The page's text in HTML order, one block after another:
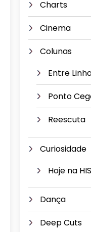
Charts
Cinema
Colunas
Entre
Ponto
Reescuta
Curiosidade
Hoje na
Dança
Deep Cuts